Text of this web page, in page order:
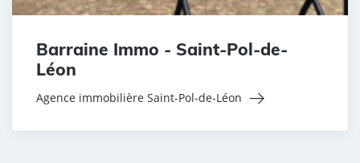
Barraine Immo - Saint-Pol-de-
Léon
Agence immobilière Saint-Pol-de-Léon